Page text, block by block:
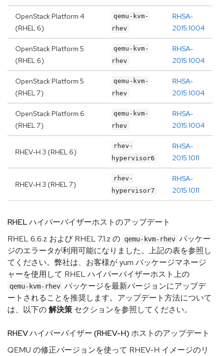
OpenStack Platform 4
(RHEL 6)
qemu-kvm-
rhev
RHSA-
2015:1004
OpenStack Platform 5
(RHEL 6)
qemu-kvm-
rhev
RHSA-
2015:1004
OpenStack Platform 5
(RHEL 7)
qemu-kvm-
rhev
RHSA-
2015:1004
OpenStack Platform 6
(RHEL 7)
qemu-kvm-
rhev
RHSA-
2015:1004
RHEV-H 3 (RHEL 6)
rhev-
hypervisor6
RHSA-
2015:1011
RHEV-H 3 (RHEL 7)
rhev-
hypervisor7
RHSA-
2015:1011
RHEL ハイパーバイザーホストのアップデート
RHEL 6.6.z および RHEL 7.1.z の qemu-kvm-rhev パッケー
ジのエラータが利用可能になりました。上記の表を参照し
てください。弊社は、お客様が yum パッケージマネージ
ャーを使用して RHEL ハイパーバイザーホスト上の
qemu-kvm-rhev パッケージを最新バージョンにアップデ
ートされることを推奨します。アップデート方法について
は、以下の解決策 セクションを参照してください。
RHEV ハイパーバイザー (RHEV-H) ホストのアップデート
QEMU の修正バージョンを使って RHEV-H イメージのリ